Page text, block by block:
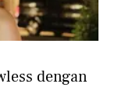
dengan